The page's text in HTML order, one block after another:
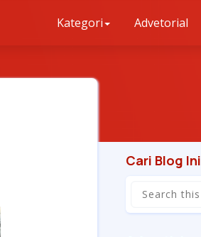
Kategori Advetorial
Cari Blog Ini